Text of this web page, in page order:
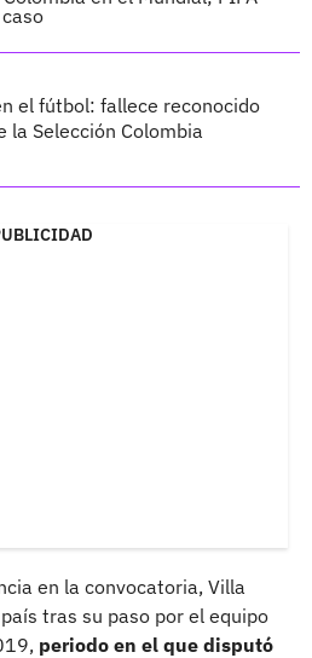
el fútbol: fallece reconocido
la Selección Colombia
en la convocatoria, Villa
tras su paso por el equipo
periodo en el que disputó